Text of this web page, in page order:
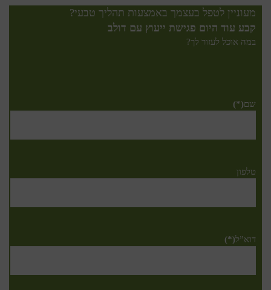
מעוניין לטפל בעצמך באמצעות תהליך טבעי?
קבע עוד היום פגישת ייעוץ עם דולב
במה אוכל לעזור לך?
שם(*)
טלפון
דוא”ל(*)